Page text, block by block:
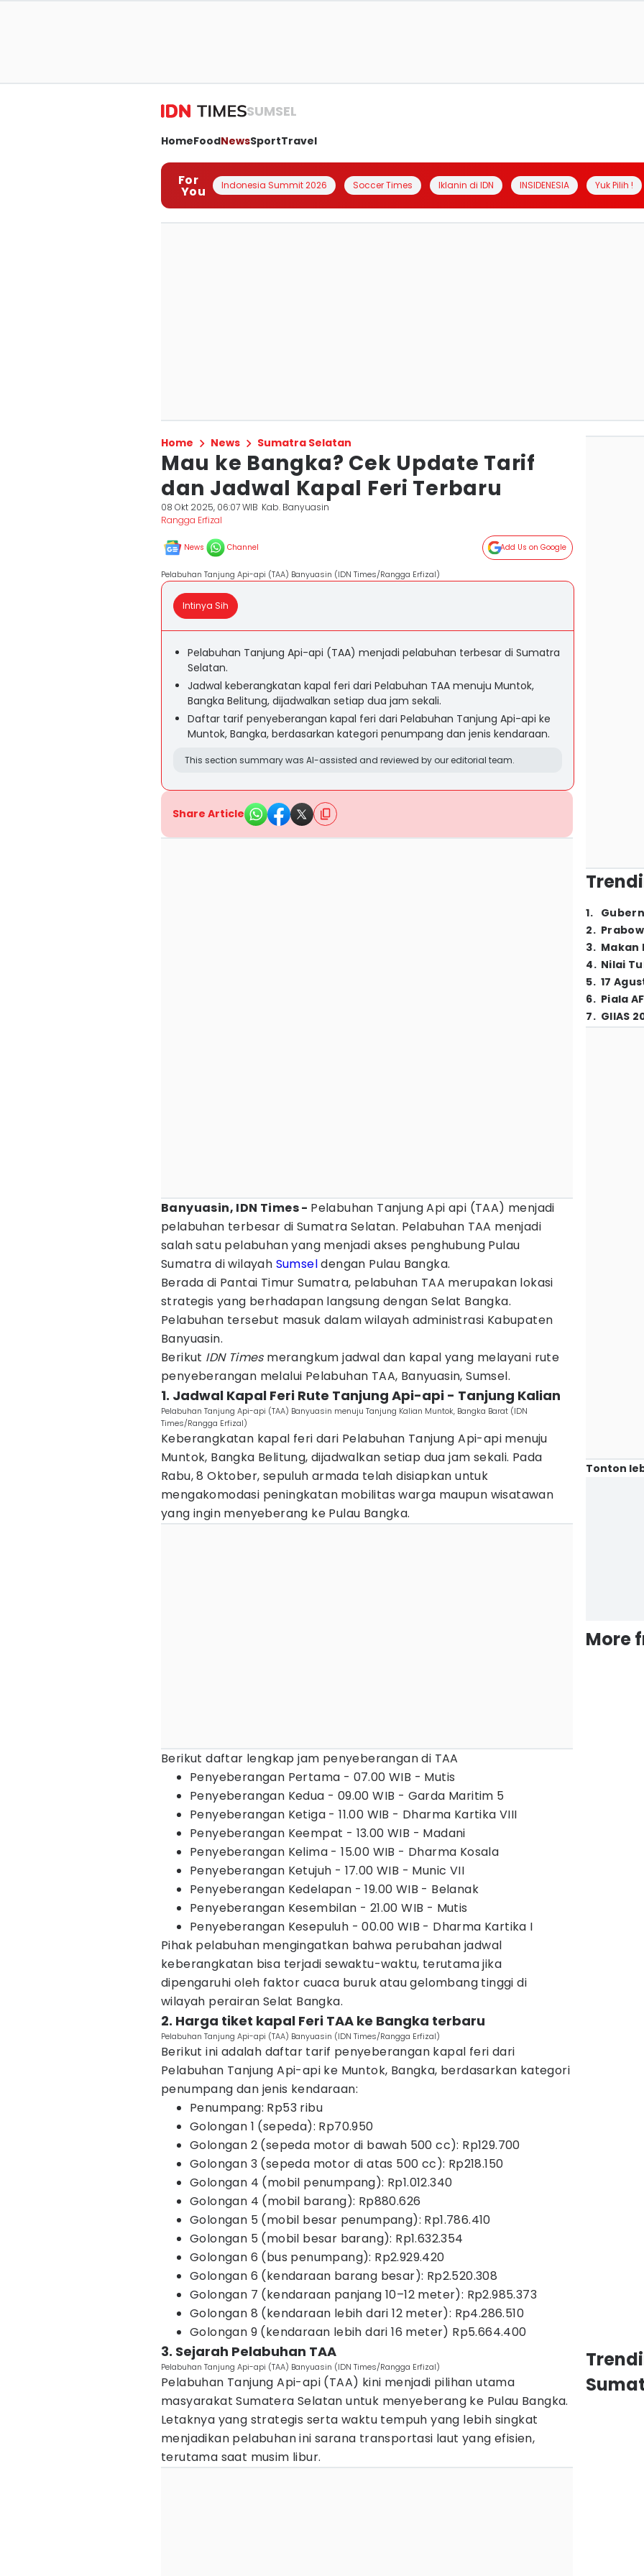
SUMSEL
HomeFoodNewsSportTravel
For
You Indonesia Summit 2026 Soccer Times Iklanin di IDN INSIDENESIA Yuk Pilih !
Home News Sumatra Selatan
Mau ke Bangka? Cek Update Tarif
dan Jadwal Kapal Feri Terbaru
08 Okt 2025, 06:07 WIB Kab. Banyuasin
Rangga Erfizal
News Channel Add Us on Google
Pelabuhan Tanjung Api-api (TAA) Banyuasin (IDN Times/Rangga Erfizal)
Intinya Sih
Pelabuhan Tanjung Api-api (TAA) menjadi pelabuhan terbesar di Sumatra
Selatan.
Jadwal keberangkatan kapal feri dari Pelabuhan TAA menuju Muntok,
Bangka Belitung, dijadwalkan setiap dua jam sekali.
Daftar tarif penyeberangan kapal feri dari Pelabuhan Tanjung Api-api ke
Muntok, Bangka, berdasarkan kategori penumpang dan jenis kendaraan.
This section summary was AI-assisted and reviewed by our editorial team.
Share Article
Banyuasin, IDN Times - Pelabuhan Tanjung Api api (TAA) menjadi
pelabuhan terbesar di Sumatra Selatan. Pelabuhan TAA menjadi
salah satu pelabuhan yang menjadi akses penghubung Pulau
Sumatra di wilayah Sumseldengan Pulau Bangka.
Berada di Pantai Timur Sumatra, pelabuhan TAA merupakan lokasi
strategis yang berhadapan langsung dengan Selat Bangka.
Pelabuhan tersebut masuk dalam wilayah administrasi Kabupaten
Banyuasin.
Berikut IDN Times merangkum jadwal dan kapal yang melayani rute
penyeberangan melalui Pelabuhan TAA, Banyuasin, Sumsel.
1. Jadwal Kapal Feri Rute Tanjung Api-api - Tanjung Kalian
Pelabuhan Tanjung Api-api (TAA) Banyuasin menuju Tanjung Kalian Muntok, Bangka Barat (IDN
Times/Rangga Erfizal)
Keberangkatan kapal feri dari Pelabuhan Tanjung Api-api menuju
Muntok, Bangka Belitung, dijadwalkan setiap dua jam sekali. Pada
Rabu, 8 Oktober, sepuluh armada telah disiapkan untuk
mengakomodasi peningkatan mobilitas warga maupun wisatawan
yang ingin menyeberang ke Pulau Bangka.
Berikut daftar lengkap jam penyeberangan di TAA
Penyeberangan Pertama - 07.00 WIB - Mutis
Penyeberangan Kedua - 09.00 WIB - Garda Maritim 5
Penyeberangan Ketiga - 11.00 WIB - Dharma Kartika VIII
Penyeberangan Keempat - 13.00 WIB - Madani
Penyeberangan Kelima - 15.00 WIB - Dharma Kosala
Penyeberangan Ketujuh - 17.00 WIB - Munic VII
Penyeberangan Kedelapan - 19.00 WIB - Belanak
Penyeberangan Kesembilan - 21.00 WIB - Mutis
Penyeberangan Kesepuluh - 00.00 WIB - Dharma Kartika I
Pihak pelabuhan mengingatkan bahwa perubahan jadwal
keberangkatan bisa terjadi sewaktu-waktu, terutama jika
dipengaruhi oleh faktor cuaca buruk atau gelombang tinggi di
wilayah perairan Selat Bangka.
2. Harga tiket kapal Feri TAA ke Bangka terbaru
Pelabuhan Tanjung Api-api (TAA) Banyuasin (IDN Times/Rangga Erfizal)
Berikut ini adalah daftar tarif penyeberangan kapal feri dari
Pelabuhan Tanjung Api-api ke Muntok, Bangka, berdasarkan kategori
penumpang dan jenis kendaraan:
Penumpang: Rp53 ribu
Golongan 1 (sepeda): Rp70.950
Golongan 2 (sepeda motor di bawah 500 cc): Rp129.700
Golongan 3 (sepeda motor di atas 500 cc): Rp218.150
Golongan 4 (mobil penumpang): Rp1.012.340
Golongan 4 (mobil barang): Rp880.626
Golongan 5 (mobil besar penumpang): Rp1.786.410
Golongan 5 (mobil besar barang): Rp1.632.354
Golongan 6 (bus penumpang): Rp2.929.420
Golongan 6 (kendaraan barang besar): Rp2.520.308
Golongan 7 (kendaraan panjang 10–12 meter): Rp2.985.373
Golongan 8 (kendaraan lebih dari 12 meter): Rp4.286.510
Golongan 9 (kendaraan lebih dari 16 meter) Rp5.664.400
3. Sejarah Pelabuhan TAA
Pelabuhan Tanjung Api-api (TAA) Banyuasin (IDN Times/Rangga Erfizal)
Pelabuhan Tanjung Api-api (TAA) kini menjadi pilihan utama
masyarakat Sumatera Selatan untuk menyeberang ke Pulau Bangka.
Letaknya yang strategis serta waktu tempuh yang lebih singkat
menjadikan pelabuhan ini sarana transportasi laut yang efisien,
terutama saat musim libur.
1.
2.
3. Makan
4. Nilai
5. 17
6. Piala
7. GIIAS
Tonton
More